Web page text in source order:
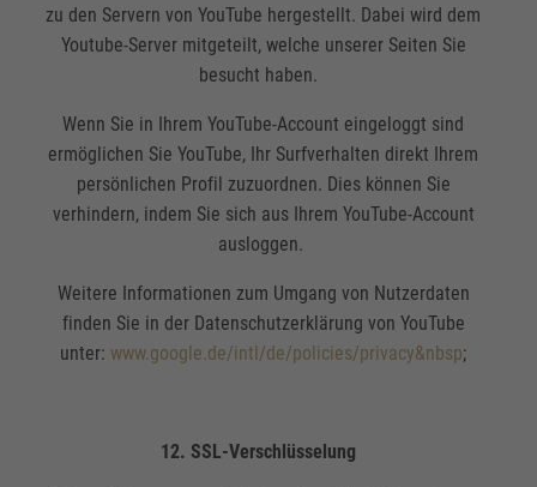
zu den Servern von YouTube hergestellt. Dabei wird dem
Youtube-Server mitgeteilt, welche unserer Seiten Sie
besucht haben.
Wenn Sie in Ihrem YouTube-Account eingeloggt sind
ermöglichen Sie YouTube, Ihr Surfverhalten direkt Ihrem
persönlichen Profil zuzuordnen. Dies können Sie
verhindern, indem Sie sich aus Ihrem YouTube-Account
ausloggen.
Weitere Informationen zum Umgang von Nutzerdaten
finden Sie in der Datenschutzerklärung von YouTube
unter:www.google.de/intl/de/policies/privacy&nbsp;
12. SSL-Verschlüsselung